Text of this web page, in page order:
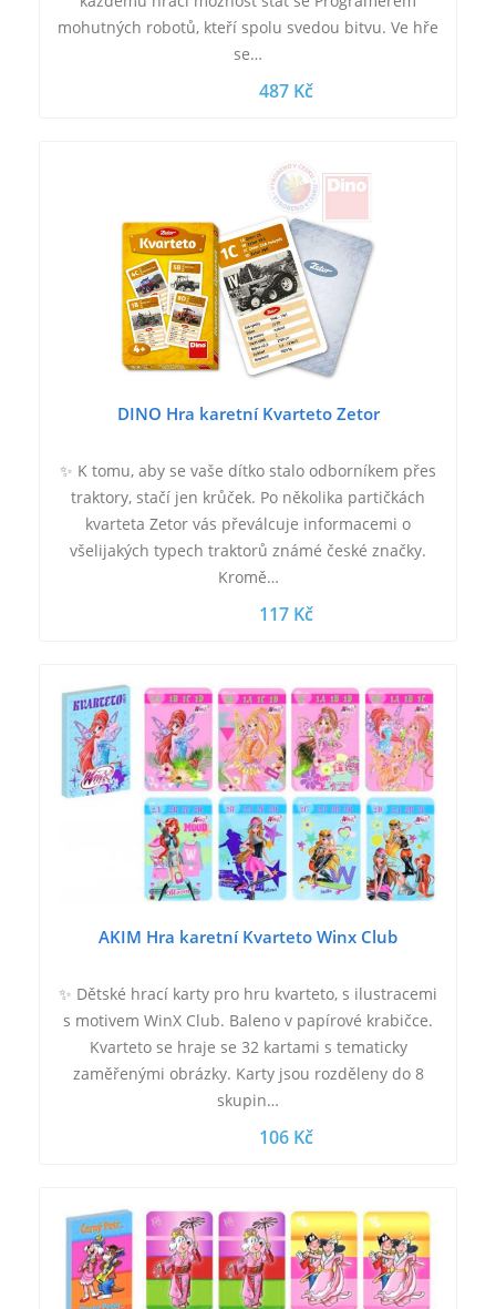
mohutných robotů, kteří spolu svedou bitvu. Ve hře
se…
487 Kč
DINO Hra karetní Kvarteto Zetor
✨ K tomu, aby se vaše dítko stalo odborníkem přes
traktory, stačí jen krůček. Po několika partičkách
kvarteta Zetor vás převálcuje informacemi o
všelijakých typech traktorů známé české značky.
Kromě…
117 Kč
AKIM Hra karetní Kvarteto Winx Club
✨ Dětské hrací karty pro hru kvarteto, s ilustracemi
s motivem WinX Club. Baleno v papírové krabičce.
Kvarteto se hraje se 32 kartami s tematicky
zaměřenými obrázky. Karty jsou rozděleny do 8
skupin…
106 Kč